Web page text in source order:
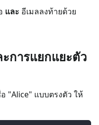
และ อีเมลลงท้ายด้วย
การแยกแยะตัว
"Alice" แบบตรงตัว ให้